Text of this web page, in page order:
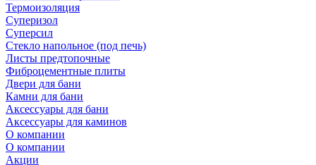
Термоизоляция
Суперизол
Суперсил
Стекло напольное (под печь)
Листы предтопочные
Фиброцементные плиты
Двери для бани
Камни для бани
Аксессуары для бани
Аксессуары для каминов
О компании
О компании
Акции